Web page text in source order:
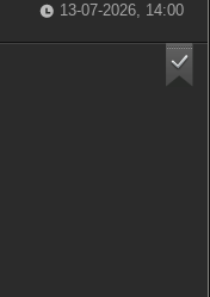
13-07-2026, 14:00